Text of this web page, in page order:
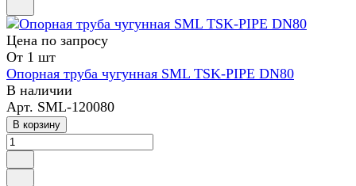
Цена по запросу
От 1 шт
Опорная труба чугунная SML TSK-PIPE DN80
В наличии
Арт. SML-120080
В корзину